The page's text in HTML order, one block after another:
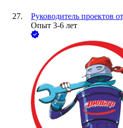
Руководитель проектов
Опыт 3-6 лет